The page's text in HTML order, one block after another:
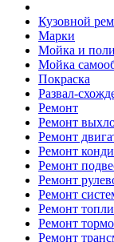
Кузовной
Марки
Мойка и
Мойка
Покраска
Развал-
Ремонт
Ремонт
Ремонт
Ремонт
Ремонт
Ремонт
Ремонт
Ремонт
Ремонт
Ремонт